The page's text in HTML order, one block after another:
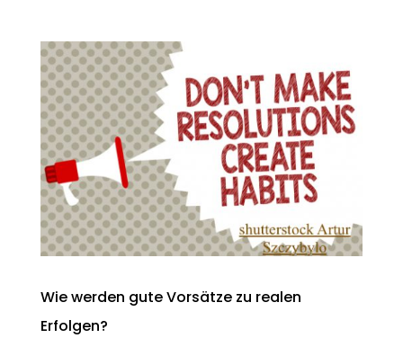
Wie werden gute Vorsätze zu realen
Erfolgen?